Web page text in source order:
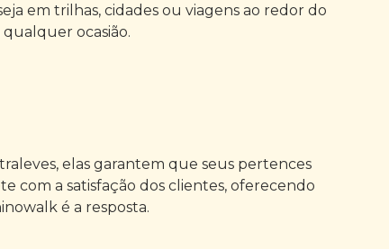
em trilhas, cidades ou viagens ao redor do
ocasião.
elas garantem que seus pertences
com a satisfação dos clientes, oferecendo
é a resposta.